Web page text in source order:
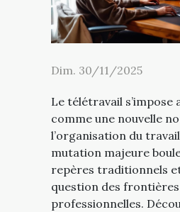
Dim. 30/11/2025
Le télétravail s’impose
comme une nouvelle
l’organisation du
mutation majeure
repères traditionnels
question des frontières
professionnelles.